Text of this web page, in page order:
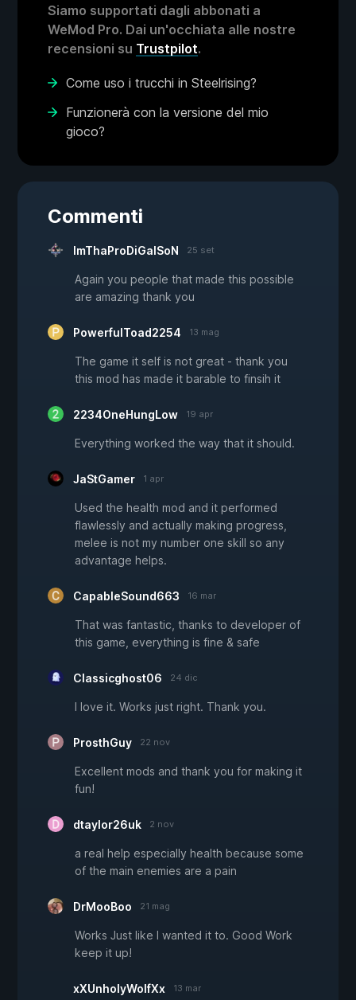
Siamo supportati dagli abbonati a
WeMod Pro. Dai un'occhiata alle nostre
recensioni su Trustpilot.
Come uso i trucchi in Steelrising?
Funzionerà con la versione del mio
gioco?
Commenti
ImThaProDiGalSoN 25 set
Again you people that made this possible
are amazing thank you
PowerfulToad2254 13 mag
The game it self is not great - thank you
this mod has made it barable to finsih it
2234OneHungLow 19 apr
Everything worked the way that it should.
JaStGamer 1 apr
Used the health mod and it performed
flawlessly and actually making progress,
melee is not my number one skill so any
advantage helps.
CapableSound663 16 mar
That was fantastic, thanks to developer of
this game, everything is fine & safe
Classicghost06 24 dic
I love it. Works just right. Thank you.
ProsthGuy 22 nov
Excellent mods and thank you for making it
fun!
dtaylor26uk 2 nov
a real help especially health because some
of the main enemies are a pain
DrMooBoo 21 mag
Works Just like I wanted it to. Good Work
keep it up!
xXUnholyWolfXx 13 mar